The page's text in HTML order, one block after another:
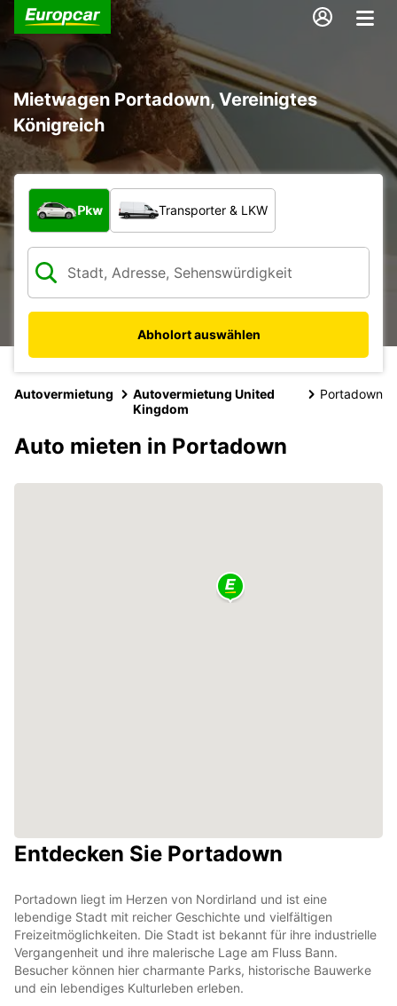
Mietwagen Portadown, Vereinigtes
Königreich
Welche Art von Fahrzeug?
Pkw Transporter & LKW
Abholort auswählen
Autovermietung
Autovermietung United
Kingdom
Portadown
Auto mieten in Portadown
Entdecken Sie Portadown
Portadown liegt im Herzen von Nordirland und ist eine
lebendige Stadt mit reicher Geschichte und vielfältigen
Freizeitmöglichkeiten. Die Stadt ist bekannt für ihre industrielle
Vergangenheit und ihre malerische Lage am Fluss Bann.
Besucher können hier charmante Parks, historische Bauwerke
und ein lebendiges Kulturleben erleben.